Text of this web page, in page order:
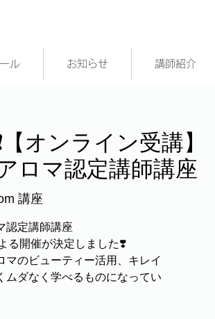
ル お知らせ 講師紹介
オンライン受講】
ロマ認定講師講座
講座
認定講師講座
る開催が決定しました❣️
マのビューティー活用、キレイ
ムダなく学べるものになってい